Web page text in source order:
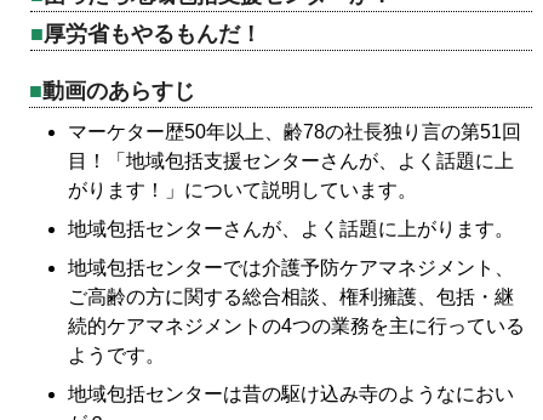
厚労省もやるもんだ！
動画のあらすじ
マーケター歴50年以上、齢78の社長独り言の第51回
目！「地域包括支援センターさんが、よく話題に上
がります！」について説明しています。
地域包括センターさんが、よく話題に上がります。
地域包括センターでは介護予防ケアマネジメント、
ご高齢の方に関する総合相談、権利擁護、包括・継
続的ケアマネジメントの4つの業務を主に行っている
ようです。
地域包括センターは昔の駆け込み寺のようなにおい